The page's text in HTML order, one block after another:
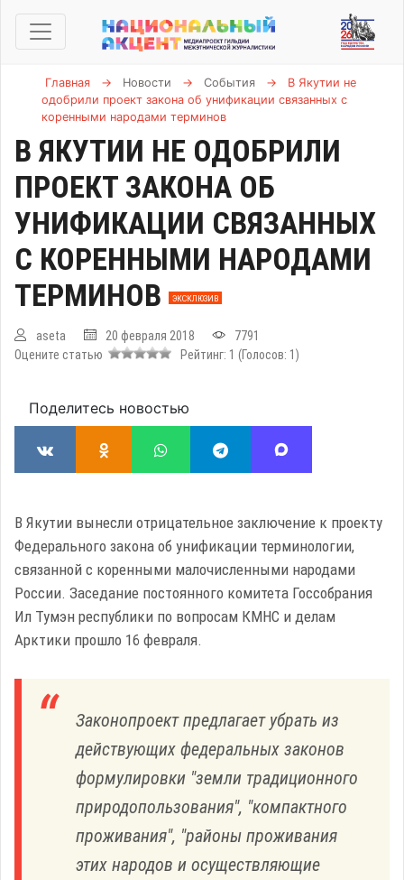
Главная → Новости → События →
В Якутии не
одобрили проект закона об унификации связанных с
коренными народами терминов
В ЯКУТИИ НЕ ОДОБРИЛИ
ПРОЕКТ ЗАКОНА ОБ
УНИФИКАЦИИ СВЯЗАННЫХ
С КОРЕННЫМИ НАРОДАМИ
ТЕРМИНОВ
ЭКСКЛЮЗИВ
aseta 20 февраля 2018
7791
Оцените статью
Рейтинг: 1 (Голосов: 1 )
Поделитесь новостью
В Якутии вынесли отрицательное заключение к проекту
Федерального закона об унификации терминологии,
связанной с коренными малочисленными народами
России. Заседание постоянного комитета Госсобрания
Ил Тумэн республики по вопросам КМНС и делам
Арктики прошло 16 февраля.
Законопроект предлагает убрать из
действующих федеральных законов
формулировки "земли традиционного
природопользования", "компактного
проживания", "районы проживания
этих народов и осуществляющие